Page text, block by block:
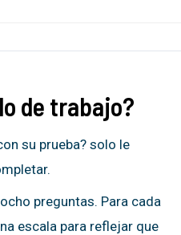
de trabajo?
su prueba? solo le
preguntas. Para cada
escala para reflejar que